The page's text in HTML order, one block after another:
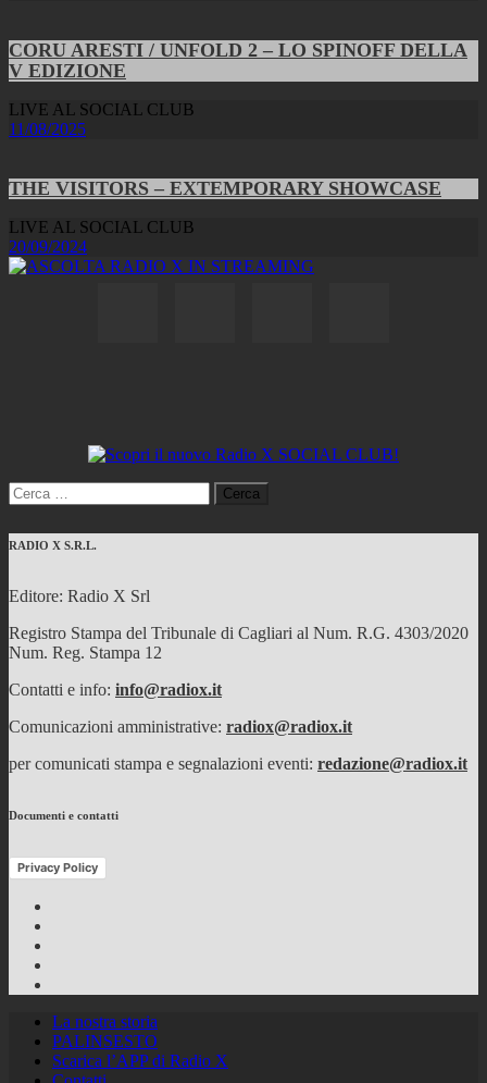
CORU ARESTI / UNFOLD 2 – LO SPINOFF DELLA
V EDIZIONE
LIVE AL SOCIAL CLUB
11/08/2025
THE VISITORS – EXTEMPORARY SHOWCASE
LIVE AL SOCIAL CLUB
20/09/2024
Ricerca
per:
RADIO X S.R.L.
Editore: Radio X Srl
Registro Stampa del Tribunale di Cagliari al Num. R.G. 4303/2020
Num. Reg. Stampa 12
Contatti e info: info@radiox.it
Comunicazioni amministrative: radiox@radiox.it
per comunicati stampa e segnalazioni eventi: redazione@radiox.it
Documenti e contatti
Privacy Policy
La nostra storia
PALINSESTO
Scarica l’APP di Radio X